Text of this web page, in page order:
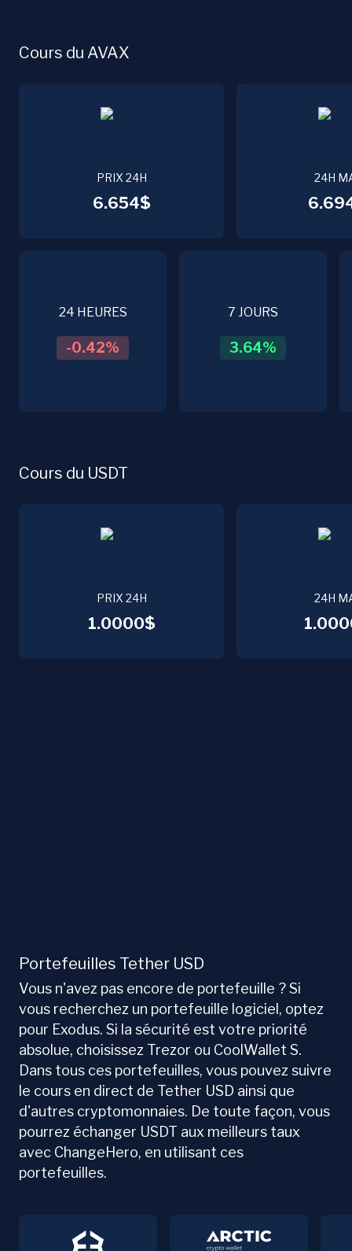
Cours du AVAX
PRIX 24H
6.654$
24H
24 HEURES
-0.42%
7 JOURS
3.64%
Cours du USDT
PRIX 24H
1.0000$
24H
Portefeuilles Tether USD
Vous n'avez pas encore de portefeuille ? Si
vous recherchez un portefeuille logiciel, optez
pour Exodus. Si la sécurité est votre priorité
absolue, choisissez Trezor ou CoolWallet S.
Dans tous ces portefeuilles, vous pouvez suivre
le cours en direct de Tether USD ainsi que
d'autres cryptomonnaies. De toute façon, vous
pourrez échanger USDT aux meilleurs taux
avec ChangeHero, en utilisant ces
portefeuilles.